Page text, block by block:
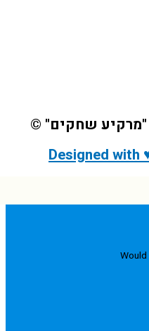
שחקים" ©
Designed